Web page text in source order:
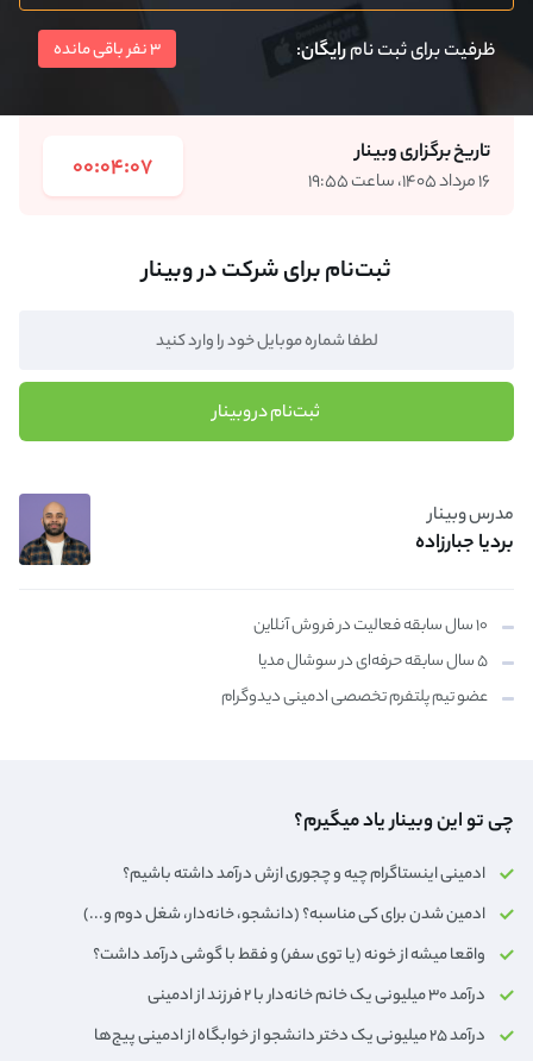
ظرفیت برای ثبت نامرایگان: 3 نفر باقی مانده
تاریخ برگزاری وبینار
۱۶ مرداد ۱۴۰۵، ساعت ۱۹:۵۵ 00:04:07
ثبت‌نام برای شرکت در وبینار
ثبت‌نام در وبینار
مدرس وبینار
بردیا جبارزاده
۱۰ سال سابقه فعالیت در فروش آنلاین
۵ سال سابقه حرفه‌ای در سوشال مدیا
عضو تیم پلتفرم تخصصی ادمینی دیدوگرام
چی تو این وبینار یاد میگیرم؟
ادمینی اینستاگرام چیه و چجوری ازش درآمد داشته باشیم؟
ادمین شدن برای کی مناسبه؟ (دانشجو، خانه‌دار،‌ شغل دوم و...)
واقعا میشه از خونه (یا توی سفر) و فقط با گوشی درآمد داشت؟
درآمد ۳۰ میلیونی یک خانم خانه‌دار با ۲ فرزند از ادمینی
درآمد ۲۵ میلیونی یک دختر دانشجو از خوابگاه از ادمینی پیج‌ها